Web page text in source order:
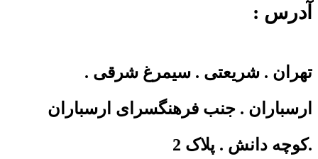
آدرس :
تهران . شریعتی . سیمرغ شرقی .
ارسباران . جنب فرهنگسرای ارسباران
.کوچه دانش . پلاک 2